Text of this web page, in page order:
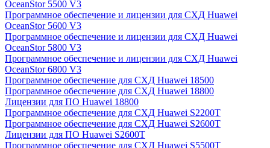
OceanStor 5500 V3
Программное обеспечение и лицензии для СХД Huawei
OceanStor 5600 V3
Программное обеспечение и лицензии для СХД Huawei
OceanStor 5800 V3
Программное обеспечение и лицензии для СХД Huawei
OceanStor 6800 V3
Программное обеспечение для СХД Huawei 18500
Программное обеспечение для СХД Huawei 18800
Лицензии для ПО Huawei 18800
Программное обеспечение для СХД Huawei S2200T
Программное обеспечение для СХД Huawei S2600T
Лицензии для ПО Huawei S2600T
Программное обеспечение для СХД Huawei S5500T